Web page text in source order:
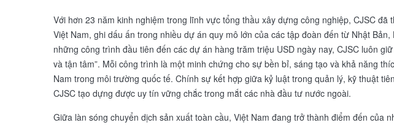
Với hơn 23 năm kinh nghiệm trong lĩnh vực tổng thầu xây dựng công nghiệp, CJSC đã
Việt Nam, ghi dấu ấn trong nhiều dự án quy mô lớn của các tập đoàn đến từ Nhật
những công trình đầu tiên đến các dự án hàng trăm triệu USD ngày nay, CJSC luôn
và tận tâm”. Mỗi công trình là một minh chứng cho sự bền bỉ, sáng tạo và khả năng
Nam trong môi trường quốc tế. Chính sự kết hợp giữa kỷ luật trong quản lý, kỹ thuật
CJSC tạo dựng được uy tín vững chắc trong mắt các nhà đầu tư nước ngoài.
Giữa làn sóng chuyển dịch sản xuất toàn cầu, Việt Nam đang trở thành điểm đến của